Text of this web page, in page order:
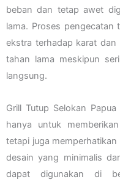
beban dan tetap awet
lama. Proses pengecatan
ekstra terhadap karat dan
tahan lama meskipun
langsung.
Grill Tutup Selokan
hanya untuk
tetapi juga
desain yang minimalis
dapat digunakan di